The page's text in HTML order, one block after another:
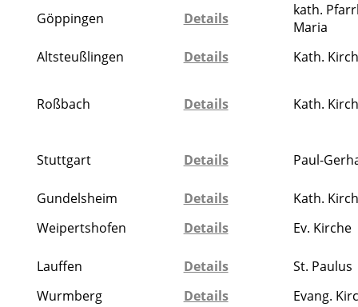
Göppingen
Details
kath.
Maria
Altsteußlingen
Details Kath.
Roßbach Details Kath.
Stuttgart Details Paul-
Gundelsheim Details
Kath.
Weipertshofen
Details Ev. Kirche
Lauffen Details
St. Paulus
Wurmberg
Details
Evang.